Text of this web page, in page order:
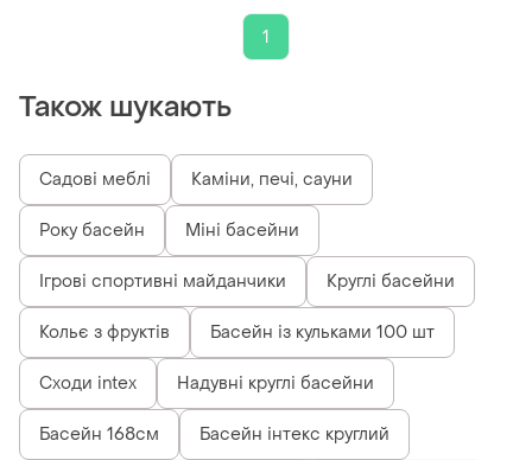
1
Також шукають
Садові меблі Каміни, печі, сауни
Року басейн Міні басейни
Ігрові спортивні майданчики Круглі басейни
Кольє з фруктів Басейн із кульками 100 шт
Сходи intex Надувні круглі басейни
Басейн 168см Басейн інтекс круглий